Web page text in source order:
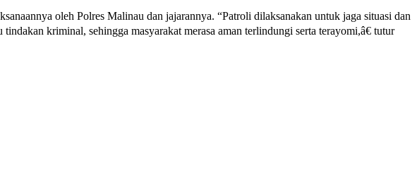
oleh Polres Malinau dan jajarannya. “Patroli dilaksanakan untuk jaga situasi dan
kriminal, sehingga masyarakat merasa aman terlindungi serta terayomi,â€ tutur